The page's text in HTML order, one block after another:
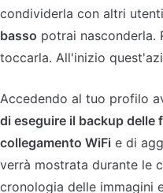
condividerla con altri
basso potrai nasconderla.
toccarla. All'inizio
Accedendo al tuo profilo
di eseguire il backup delle
collegamento WiFi e di
verrà mostrata durante le
cronologia delle immagini